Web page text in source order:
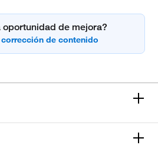
oportunidad de mejora?